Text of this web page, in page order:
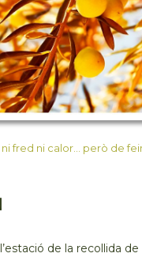
fred ni calor… però de
de la recollida